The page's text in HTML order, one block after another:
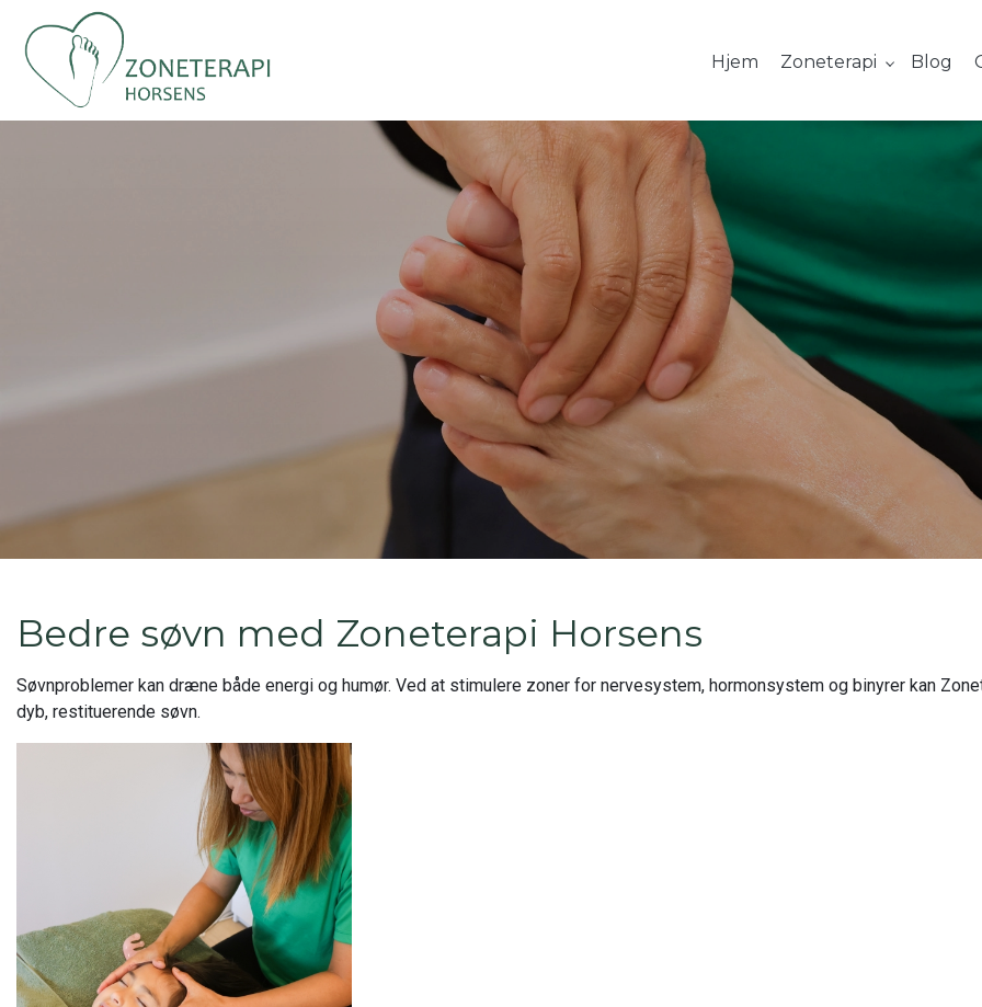
hovedindhold
Hjem Zoneterapi Blog
Bedre søvn med Zoneterapi Horsens
Søvnproblemer kan dræne både energi og humør. Ved at stimulere zoner for nervesystem, hormonsystem og binyrer kan
dyb, restituerende søvn.